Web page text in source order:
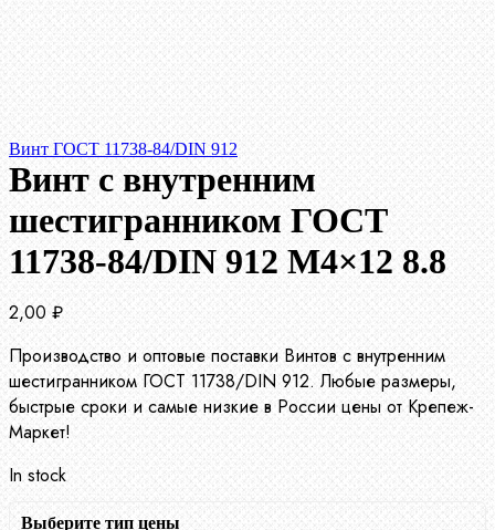
Винт ГОСТ 11738-84/DIN 912
Винт c внутренним
шестигранником ГОСТ
11738-84/DIN 912 М4×12 8.8
2,00 ₽
Производство и оптовые поставки Винтов с внутренним
шестигранником ГОСТ 11738/DIN 912. Любые размеры,
быстрые сроки и самые низкие в России цены от Крепеж-
Маркет!
In stock
Выберите тип цены